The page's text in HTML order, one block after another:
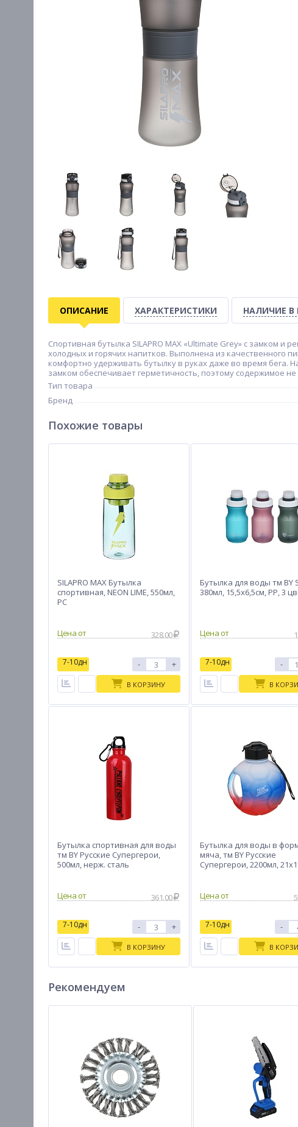
ОПИСАНИЕ ХАРАКТЕРИСТИКИ НАЛИЧИЕ В
Спортивная бутылка SILAPRO MAX «Ultimate Grey» с замком
холодных и горячих напитков. Выполнена из качественного
комфортно удерживать бутылку в руках даже во время бега.
замком обеспечивает герметичность, поэтому содержимое
Тип товара
Бренд
Похожие товары
SILAPRO MAX Бутылка
спортивная, NEON LIME, 550мл,
РС
Цена от 328.00
7-10дн - +
В КОРЗИНУ
Бутылка для воды тм BY
380мл, 15,5х6,5см, PP, 3
Цена от
7-10дн -
В
Бутылка спортивная для воды
тм BY Русские Супергерои,
500мл, нерж. сталь
Цена от 361.00
7-10дн - +
В КОРЗИНУ
Бутылка для воды в
мяча, тм BY Русские
Супергерои, 2200мл,
Цена от
7-10дн -
В
Рекомендуем